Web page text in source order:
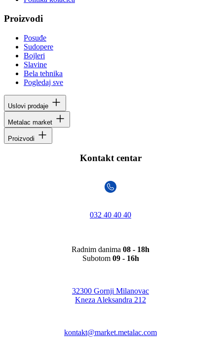
Proizvodi
Posuđe
Sudopere
Bojleri
Slavine
Bela tehnika
Pogledaj sve
Uslovi prodaje
Metalac market
Proizvodi
Kontakt centar
032 40 40 40
Radnim danima 08 - 18h
Subotom 09 - 16h
32300 Gornji Milanovac
Kneza Aleksandra 212
kontakt@market.metalac.com